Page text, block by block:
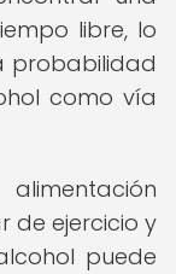
libre, lo
probabilidad
como vía
de ejercicio y
puede